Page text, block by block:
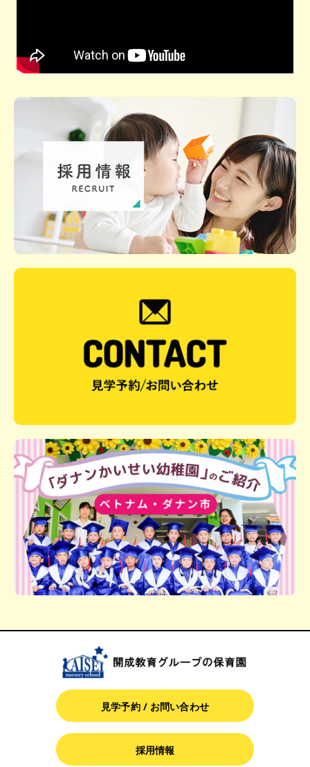
見学予約 / お問い合わせ
採用情報